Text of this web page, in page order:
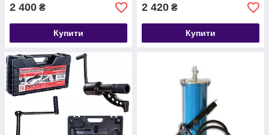
2 400 ₴
Купити
2 420 ₴
Купити